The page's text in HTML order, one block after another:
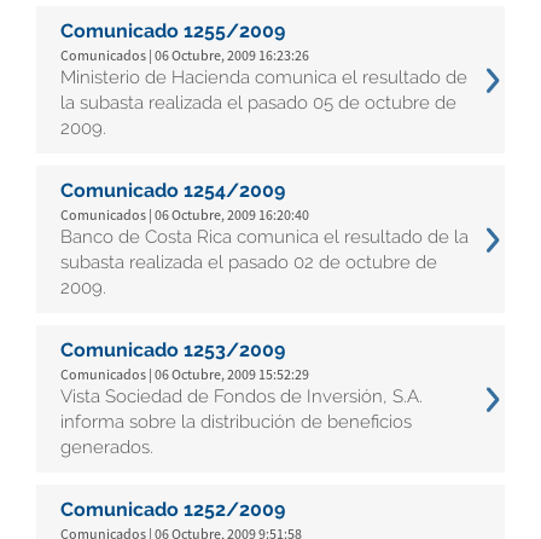
Comunicado 1255/2009
Comunicados | 06 Octubre, 2009 16:23:26
Ministerio de Hacienda comunica el resultado de
la subasta realizada el pasado 05 de octubre de
2009.
Comunicado 1254/2009
Comunicados | 06 Octubre, 2009 16:20:40
Banco de Costa Rica comunica el resultado de la
subasta realizada el pasado 02 de octubre de
2009.
Comunicado 1253/2009
Comunicados | 06 Octubre, 2009 15:52:29
Vista Sociedad de Fondos de Inversión, S.A.
informa sobre la distribución de beneficios
generados.
Comunicado 1252/2009
Comunicados | 06 Octubre, 2009 9:51:58